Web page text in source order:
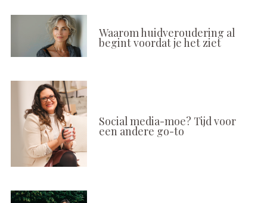
Waarom huidveroudering al
begint voordat je het ziet
Social media-moe? Tijd voor
een andere go-to